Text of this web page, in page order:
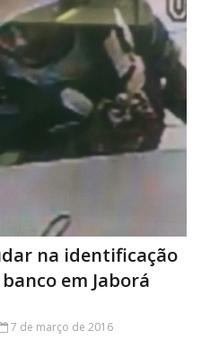
na identificação
em Jaborá
7 de março de 2016